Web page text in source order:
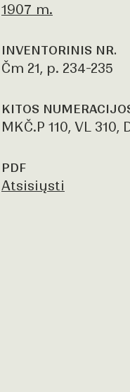
1907 m.
INVENTORINIS NR.
Čm 21, p. 234-235
KITOS
MKČ.P 110, VL 310,
PDF
Atsisiųsti